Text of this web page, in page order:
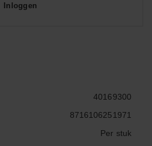
40169300
8716106251971
Per stuk
Inloggen